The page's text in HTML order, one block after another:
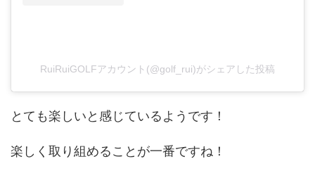
RuiRuiGOLFアカウント(@golf_rui)がシェアした投稿
とても楽しいと感じているようです！
楽しく取り組めることが一番ですね！